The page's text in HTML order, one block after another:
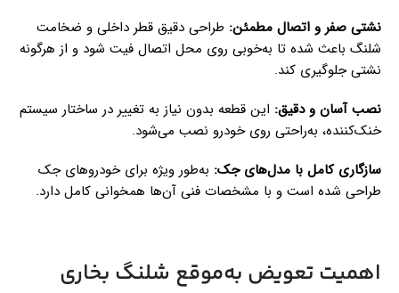
نشتی صفر و اتصال مطمئن: طراحی دقیق قطر داخلی و ضخامت
شلنگ باعث شده تا به‌خوبی روی محل اتصال فیت شود و از هرگونه
نشتی جلوگیری کند.
نصب آسان و دقیق: این قطعه بدون نیاز به تغییر در ساختار سیستم
خنک‌کننده، به‌راحتی روی خودرو نصب می‌شود.
سازگاری کامل با مدل‌های جک: به‌طور ویژه برای خودروهای جک
طراحی شده است و با مشخصات فنی آن‌ها همخوانی کامل دارد.
اهمیت تعویض به‌موقع شلنگ بخاری